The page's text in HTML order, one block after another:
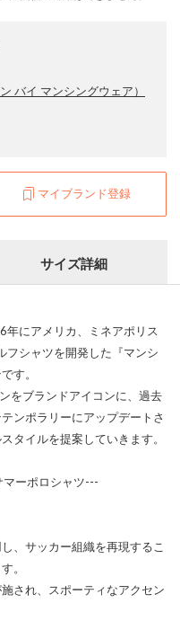
ン バイ マンシングウェア）
マイブランド登録
サイズ詳細
にアメリカ、ミネアポリス
シャツを開発した『マンシ
す。
をブランドアイコンに、過去
ンポラリーにアップデートさ
タイルを提案していきます。
ーポロシャツ---
、サッカー組織を再現するこ
。
され、スポーティなアクセン